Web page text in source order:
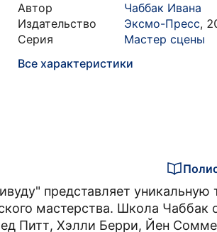
Автор
Чаббак Ивана
Издательство
Эксмо-Пресс,
Серия
Мастер сцены
Все характеристики
представляет уникальную
мастерства. Школа Чаббак
Питт, Хэлли Берри, Йен